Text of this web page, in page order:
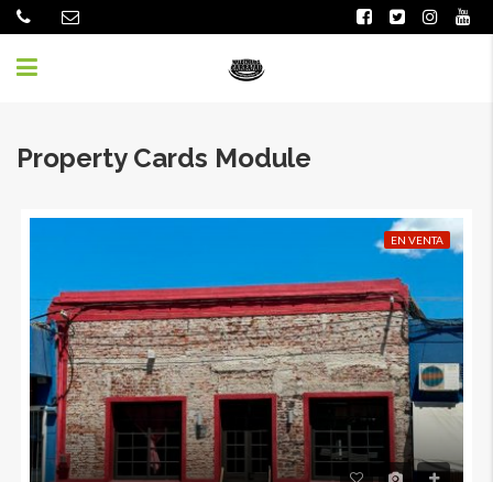
Property Cards Module
EN VENTA